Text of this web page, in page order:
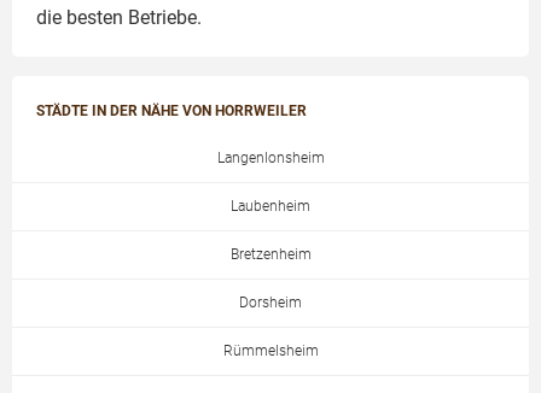
die besten Betriebe.
STÄDTE IN DER NÄHE VON HORRWEILER
Langenlonsheim
Laubenheim
Bretzenheim
Dorsheim
Rümmelsheim